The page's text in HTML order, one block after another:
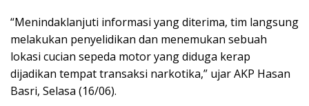
“Menindaklanjuti informasi yang diterima, tim langsung
melakukan penyelidikan dan menemukan sebuah
lokasi cucian sepeda motor yang diduga kerap
dijadikan tempat transaksi narkotika,” ujar AKP Hasan
Basri, Selasa (16/06).